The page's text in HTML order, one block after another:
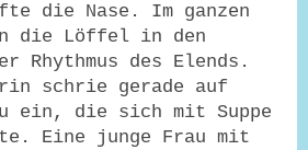
die Nase. Im ganzen
die Löffel in den
Rhythmus des Elends.
schrie gerade auf
ein, die sich mit Suppe
Eine junge Frau mit